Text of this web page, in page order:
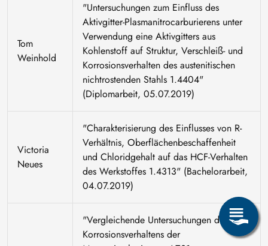
Tom
Weinhold
"Untersuchungen zum Einfluss des
Aktivgitter-Plasmanitrocarburierens unter
Verwendung eine Aktivgitters aus
Kohlenstoff auf Struktur, Verschleiß- und
Korrosionsverhalten des austenitischen
nichtrostenden Stahls 1.4404"
(Diplomarbeit, 05.07.2019)
Victoria
Neues
"Charakterisierung des Einflusses von R-
Verhältnis, Oberflächenbeschaffenheit
und Chloridgehalt auf das HCF-Verhalten
des Werkstoffes 1.4313" (Bachelorarbeit,
04.07.2019)
"Vergleichende Untersuchungen des
Korrosionsverhaltens der